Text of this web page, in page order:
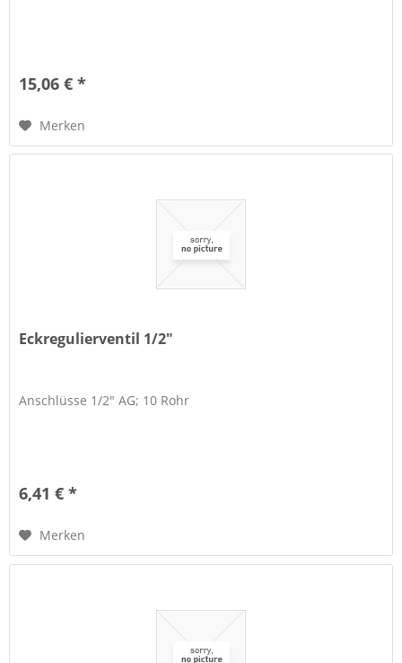
15,06 € *
Merken
Eckregulierventil 1/2"
Anschlüsse 1/2" AG; 10 Rohr
6,41 € *
Merken